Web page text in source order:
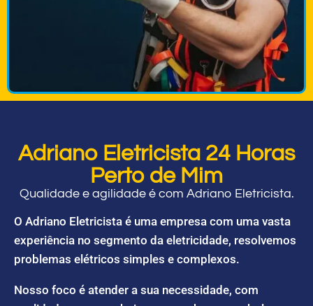
Adriano Eletricista 24 Horas
Perto de Mim
Qualidade e agilidade é com Adriano Eletricista.
O Adriano Eletricista é uma empresa com uma vasta
experiência no segmento da eletricidade, resolvemos
problemas elétricos simples e complexos.
Nosso foco é atender a sua necessidade, com